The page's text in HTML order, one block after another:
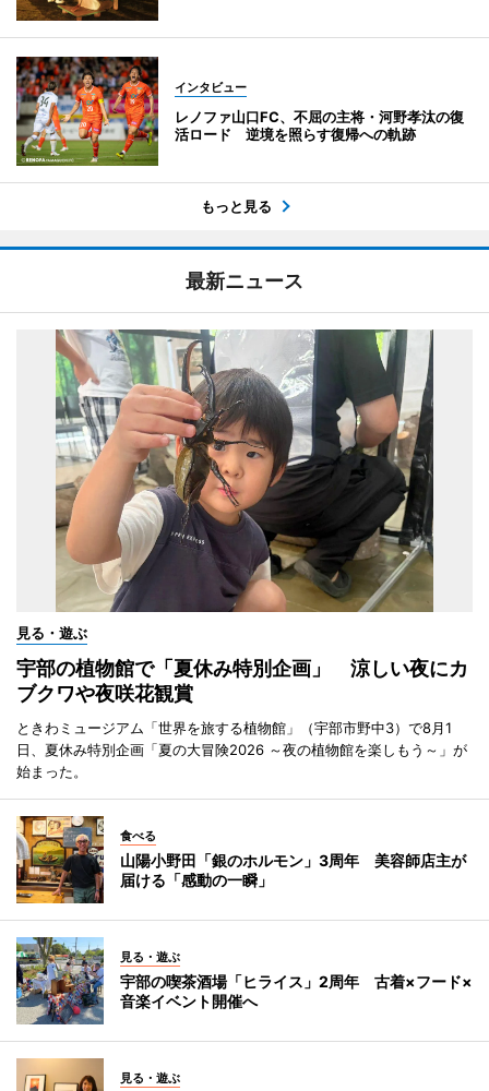
インタビュー
レノファ山口FC、不屈の主将・河野孝汰の復
活ロード 逆境を照らす復帰への軌跡
もっと見る
最新ニュース
見る・遊ぶ
宇部の植物館で「夏休み特別企画」 涼しい夜にカ
ブクワや夜咲花観賞
ときわミュージアム「世界を旅する植物館」（宇部市野中3）で8月1
日、夏休み特別企画「夏の大冒険2026 ～夜の植物館を楽しもう～」が
始まった。
食べる
山陽小野田「銀のホルモン」3周年 美容師店主が
届ける「感動の一瞬」
見る・遊ぶ
宇部の喫茶酒場「ヒライス」2周年 古着×フード×
音楽イベント開催へ
見る・遊ぶ